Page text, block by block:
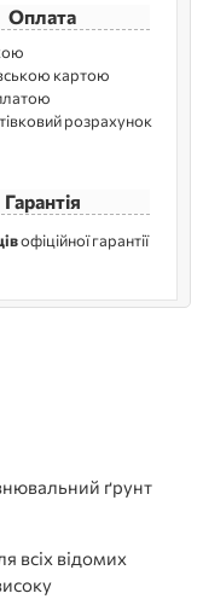
Оплата
картою
розрахунок
Гарантія
офіційної гарантії
ґрунт
всіх відомих